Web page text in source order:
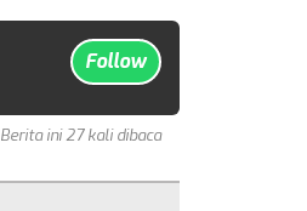
Follow
Berita ini 27 kali dibaca